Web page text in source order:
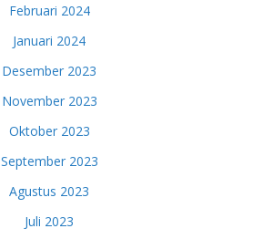
Februari 2024
Januari 2024
Desember 2023
November 2023
Oktober 2023
September 2023
Agustus 2023
Juli 2023